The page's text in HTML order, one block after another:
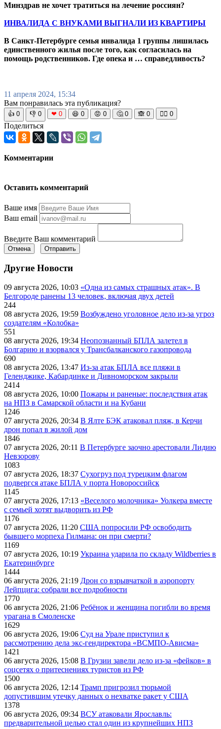
Минздрав не хочет тратиться на лечение россиян?
ИНВАЛИДА С ВНУКАМИ ВЫГНАЛИ ИЗ КВАРТИРЫ
В Санкт-Петербурге семья инвалида 1 группы лишилась
единственного жилья после того, как согласилась на
помощь родственников. Где опека и … справедливость?
11 апреля 2024, 15:34
Вам понравилась эта публикация?
👍 0 👎 0 ❤ 0 😆 0 😡 0 🤔 0 🙈 0 🧘‍♀️ 0
Поделиться
Комментарии
Оставить комментарий
Ваше имя
Ваш email
Введите Ваш комментарий
Отмена Отправить
Другие Новости
09 августа 2026, 10:03 «Одна из самых страшных атак». В
Белгороде ранены 13 человек, включая двух детей
244
08 августа 2026, 19:59 Возбуждено уголовное дело из-за угроз
создателям «Колобка»
551
08 августа 2026, 19:34 Неопознанный БПЛА залетел в
Болгарию и взорвался у Трансбалканского газопровода
690
08 августа 2026, 13:47 Из-за атак БПЛА все пляжи в
Геленджике, Кабардинке и Дивноморском закрыли
2414
08 августа 2026, 10:00 Пожары и раненые: последствия атак
на НПЗ в Самарской области и на Кубани
1246
07 августа 2026, 20:34 В Ялте БЭК атаковал пляж, в Керчи
дрон попал в жилой дом
1846
07 августа 2026, 20:11 В Петербурге заочно арестовали Лидию
Невзорову
1083
07 августа 2026, 18:37 Сухогруз под турецким флагом
подвергся атаке БПЛА у порта Новороссийск
1145
07 августа 2026, 17:13 «Веселого молочника» Уолкера вместе
с семьей хотят выдворить из РФ
1176
07 августа 2026, 11:20 США попросили РФ освободить
бывшего морпеха Гилмана: он при смерти?
1169
07 августа 2026, 10:19 Украина ударила по складу Wildberries в
Екатеринбурге
1444
06 августа 2026, 21:19 Дрон со взрывчаткой в аэропорту
Лейпцига: собрали все подробности
1770
06 августа 2026, 21:06 Ребёнок и женщина погибли во время
урагана в Смоленске
1629
06 августа 2026, 19:06 Суд на Урале приступил к
рассмотрению дела экс-гендиректора «ВСМПО-Ависма»
1421
06 августа 2026, 15:08 В Грузии завели дело из-за «фейков» в
соцсетях о притеснениях туристов из РФ
1500
06 августа 2026, 12:14 Трамп пригрозил тюрьмой
допустившим утечку данных о нехватке ракет у США
1378
06 августа 2026, 09:34 ВСУ атаковали Ярославль:
предварительной целью стал один из крупнейших НПЗ